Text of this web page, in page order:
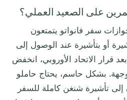
على الصعيد العملي؟
سفر فانواتو يتمتعون
أو بتأشيرة عند الوصول إلى
بعد قرار الاتحاد الأوروبي، انخفض
العدد إلى حوالي 91 وجهة. بشكل حاسم، يحتاج حاملو
إلى تأشيرة شنغن كاملة للسفر